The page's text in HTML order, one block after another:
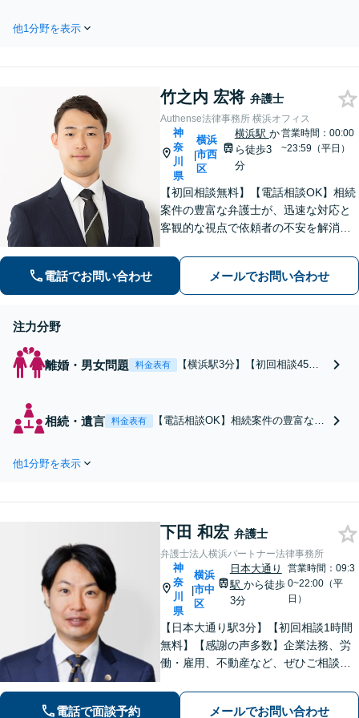
カード払いなど柔軟に対応【休
ル／ビデオ面談可】
他1分野を表示
竹之内 宏将 弁護士
Authense法律事務所 横浜オフィス
神
奈
川
県
|
横浜
市西
区
横浜駅 か
ら徒歩3
分
営業時間：00:00
~23:59（平日）
【初回相談無料】【電話相談OK】相続
案件の豊富な弁護士が、迅速な対応と
客観的な視点で依頼者の不安を解消し
任せください！【完全個室対応】【子
連れ相談可】
電話でお問い合わせ メールでお問い合わせ
注力分野
離婚・男女問題 料金表有
【横浜駅3分】【初回相談45分
うきめ細やかな対応で、離婚問
題を最善の解決へと導きます。
相続・遺言 料金表有
【電話相談OK】相続案件の豊富な弁
続に強い」【完全個室対応】【バリ
他1分野を表示
下田 和宏 弁護士
弁護士法人横浜パートナー法律事務所
神
奈
川
県
|
横浜
市中
区
日本大通り
駅 から徒歩
3分
営業時間：09:3
0~22:00（平
日）
【日本大通り駅3分】【初回相談1時間
無料】【感謝の声多数】企業法務、労
働・雇用、不動産など、ぜひご相談く
ーガルサービスの提供を心がけており
電話で面談予約 メールでお問い合わせ